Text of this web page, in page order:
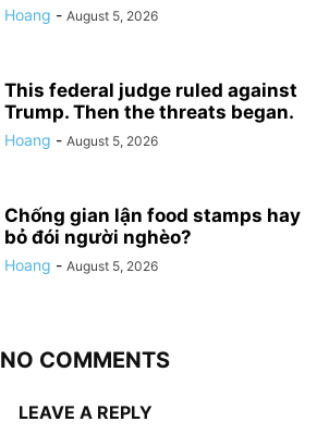
Hoang - August 5, 2026
This federal judge ruled against
Trump. Then the threats began.
Hoang - August 5, 2026
Chống gian lận food stamps hay
bỏ đói người nghèo?
Hoang - August 5, 2026
NO COMMENTS
LEAVE A REPLY